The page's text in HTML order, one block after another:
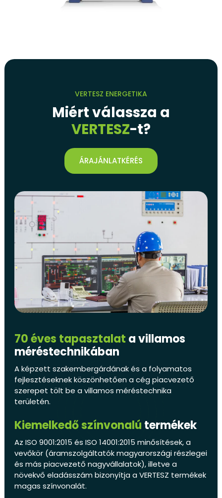
VERTESZ ENERGETIKA
Miért válassza a
VERTESZ-t?
ÁRAJÁNLATKÉRÉS
70 éves tapasztalat a villamos
méréstechnikában
A képzett szakembergárdának és a folyamatos
fejlesztéseknek köszönhetően a cég piacvezető
szerepet tölt be a villamos méréstechnika
területén.
Kiemelkedő színvonalú termékek
Az ISO 9001:2015 és ISO 14001:2015 minősítések, a
vevőkör (áramszolgáltatók magyarországi részlegei
és más piacvezető nagyvállalatok), illetve a
növekvő eladásszám bizonyítja a VERTESZ termékek
magas színvonalát.